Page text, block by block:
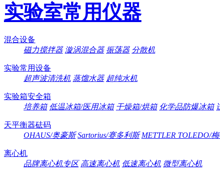
实验室常用仪器
混合设备
磁力搅拌器 漩涡混合器 振荡器 分散机
实验常用设备
超声波清洗机 蒸馏水器 超纯水机
实验箱安全箱
培养箱 低温冰箱/医用冰箱 干燥箱/烘箱 化学品防爆冰箱
天平衡器砝码
OHAUS/奥豪斯 Sartorius/赛多利斯 METTLER TOLEDO/
离心机
品牌离心机专区 高速离心机 低速离心机 微型离心机